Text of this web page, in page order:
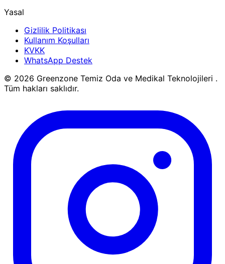
Yasal
Gizlilik Politikası
Kullanım Koşulları
KVKK
WhatsApp Destek
© 2026 Greenzone Temiz Oda ve Medikal Teknolojileri .
Tüm hakları saklıdır.